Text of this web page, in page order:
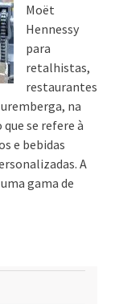
Moët
Hennessy
para
retalhistas,
restaurantes
na
se refere à
e bebidas
A
gama de